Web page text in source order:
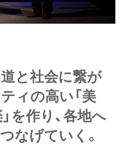
と社会に繋が
ィの高い「美
を作り、各地へ
なげていく。